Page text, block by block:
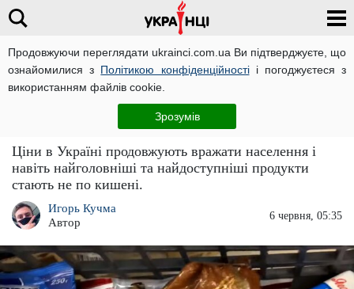
Продовжуючи переглядати ukrainci.com.ua Ви підтверджуєте, що
ознайомилися з Політикою конфіденційностіі погоджуєтеся з
використанням файлів cookie.
Зрозумів
Новини
Навіть хліб стане не по кишені: ціни на
головні продукти змусять голодувати
Ціни в Україні продовжують вражати населення і
навіть найголовніші та найдоступніші продукти
стають не по кишені.
Игорь Кучма
Автор
6 червня, 05:35